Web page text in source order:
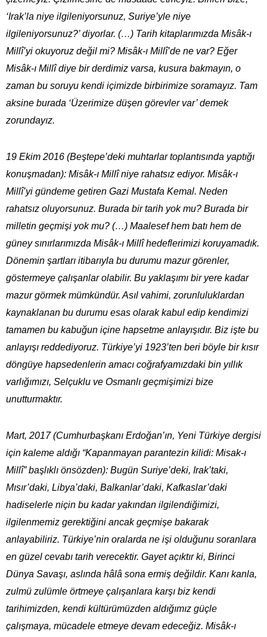
‘Irak’la niye ilgileniyorsunuz, Suriye’yle niye
ilgileniyorsunuz?’ diyorlar. (…) Tarih kitaplarımızda Misâk-ı
Millî’yi okuyoruz değil mi? Misâk-ı Millî’de ne var? Eğer
Misâk-ı Millî diye bir derdimiz varsa, kusura bakmayın, o
zaman bu soruyu kendi içimizde birbirimize soramayız. Tam
aksine burada ‘Üzerimize düşen görevler var’ demek
zorundayız.
19 Ekim 2016 (Beştepe’deki muhtarlar toplantısında yaptığı
konuşmadan): Misâk-ı Millî niye rahatsız ediyor. Misâk-ı
Millî’yi gündeme getiren Gazi Mustafa Kemal. Neden
rahatsız oluyorsunuz. Burada bir tarih yok mu? Burada bir
milletin geçmişi yok mu? (…) Maalesef hem batı hem de
güney sınırlarımızda Misâk-ı Millî hedeflerimizi koruyamadık.
Dönemin şartları itibarıyla bu durumu mazur görenler,
göstermeye çalışanlar olabilir. Bu yaklaşımı bir yere kadar
mazur görmek mümkündür. Asıl vahimi, zorunluluklardan
kaynaklanan bu durumu esas olarak kabul edip kendimizi
tamamen bu kabuğun içine hapsetme anlayışıdır. Biz işte bu
anlayışı reddediyoruz. Türkiye’yi 1923’ten beri böyle bir kısır
döngüye hapsedenlerin amacı coğrafyamızdaki bin yıllık
varlığımızı, Selçuklu ve Osmanlı geçmişimizi bize
unutturmaktır.
Mart, 2017 (Cumhurbaşkanı Erdoğan’ın, Yeni Türkiye dergisi
için kaleme aldığı “Kapanmayan parantezin kilidi: Misak-ı
Millî” başlıklı önsözden): Bugün Suriye’deki, Irak’taki,
Mısır’daki, Libya’daki, Balkanlar’daki, Kafkaslar’daki
hadiselerle niçin bu kadar yakından ilgilendiğimizi,
ilgilenmemiz gerektiğini ancak geçmişe bakarak
anlayabiliriz. Türkiye’nin oralarda ne işi olduğunu soranlara
en güzel cevabı tarih verecektir. Gayet açıktır ki, Birinci
Dünya Savaşı, aslında hâlâ sona ermiş değildir. Kanı kanla,
zulmü zulümle örtmeye çalışanlara karşı biz kendi
tarihimizden, kendi kültürümüzden aldığımız güçle
çalışmaya, mücadele etmeye devam edeceğiz. Misâk-ı